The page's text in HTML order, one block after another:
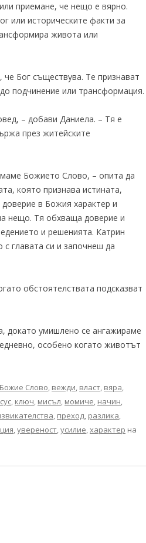
приемане, че нещо е вярно.
или историческите факти за
живота или
Бог съществува. Те признават
подчинение или трансформация.
– добави Даниела. – Тя е
през житейските
Божието Слово, – опита да
която признава истината,
в Божия характер и
нещо. Тя обхваща доверие и
и решенията. Катрин
главата си и започнеш да
обстоятелствата подсказват
докато умишлено се ангажираме
особено когато животът
Божие Слово, вежди, власт, вяра,
, ключ, мисъл, момиче, начин,
, преход, разлика,
,увереност,усилие,характер на